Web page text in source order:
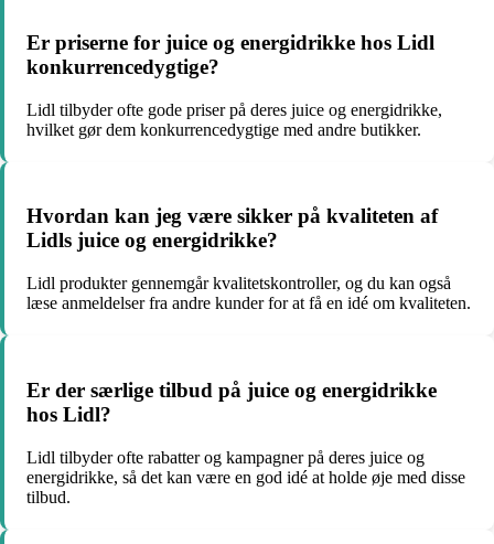
Er priserne for juice og energidrikke hos Lidl
konkurrencedygtige?
Lidl tilbyder ofte gode priser på deres juice og energidrikke,
hvilket gør dem konkurrencedygtige med andre butikker.
Hvordan kan jeg være sikker på kvaliteten af
Lidls juice og energidrikke?
Lidl produkter gennemgår kvalitetskontroller, og du kan også
læse anmeldelser fra andre kunder for at få en idé om kvaliteten.
Er der særlige tilbud på juice og energidrikke
hos Lidl?
Lidl tilbyder ofte rabatter og kampagner på deres juice og
energidrikke, så det kan være en god idé at holde øje med disse
tilbud.